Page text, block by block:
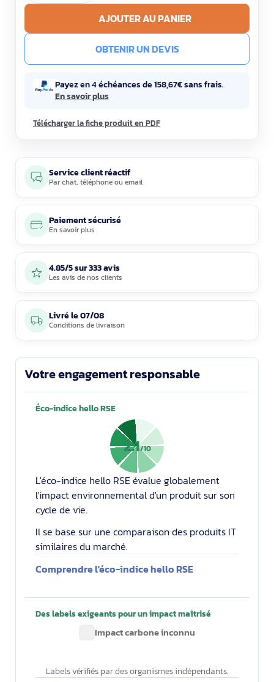
AJOUTER AU PANIER
OBTENIR UN DEVIS
Payez en 4 échéances de 158,67€ sans frais.
En savoir plus
Télécharger la fiche produit en PDF
Service client réactif
Parchat, téléphoneouemail
Paiement sécurisé
En savoir plus
4.85/5 sur 333 avis
Les avis de nos clients
Livré le07/08
Conditions de livraison
Votre engagement responsable
Éco-indice hello RSE
2.1/10
L'éco-indice hello RSE évalue globalement
l'impact environnemental d'un produit sur son
cycle de vie.
Il se base sur une comparaison des produits IT
similaires du marché.
Comprendre l'éco-indice hello RSE
Des labels exigeants pour un impact maîtrisé
Impact carbone inconnu
Labels vérifiés par des organismes indépendants.